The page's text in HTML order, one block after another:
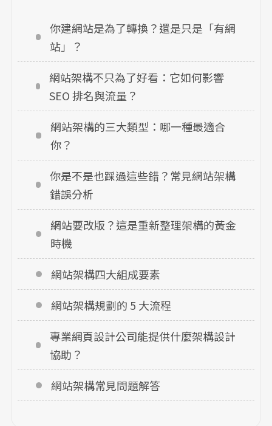
你建網站是為了轉換？還是只是「有網
站」？
網站架構不只為了好看：它如何影響
SEO 排名與流量？
網站架構的三大類型：哪一種最適合
你？
你是不是也踩過這些錯？常見網站架構
錯誤分析
網站要改版？這是重新整理架構的黃金
時機
網站架構四大組成要素
網站架構規劃的 5 大流程
專業網頁設計公司能提供什麼架構設計
協助？
網站架構常見問題解答